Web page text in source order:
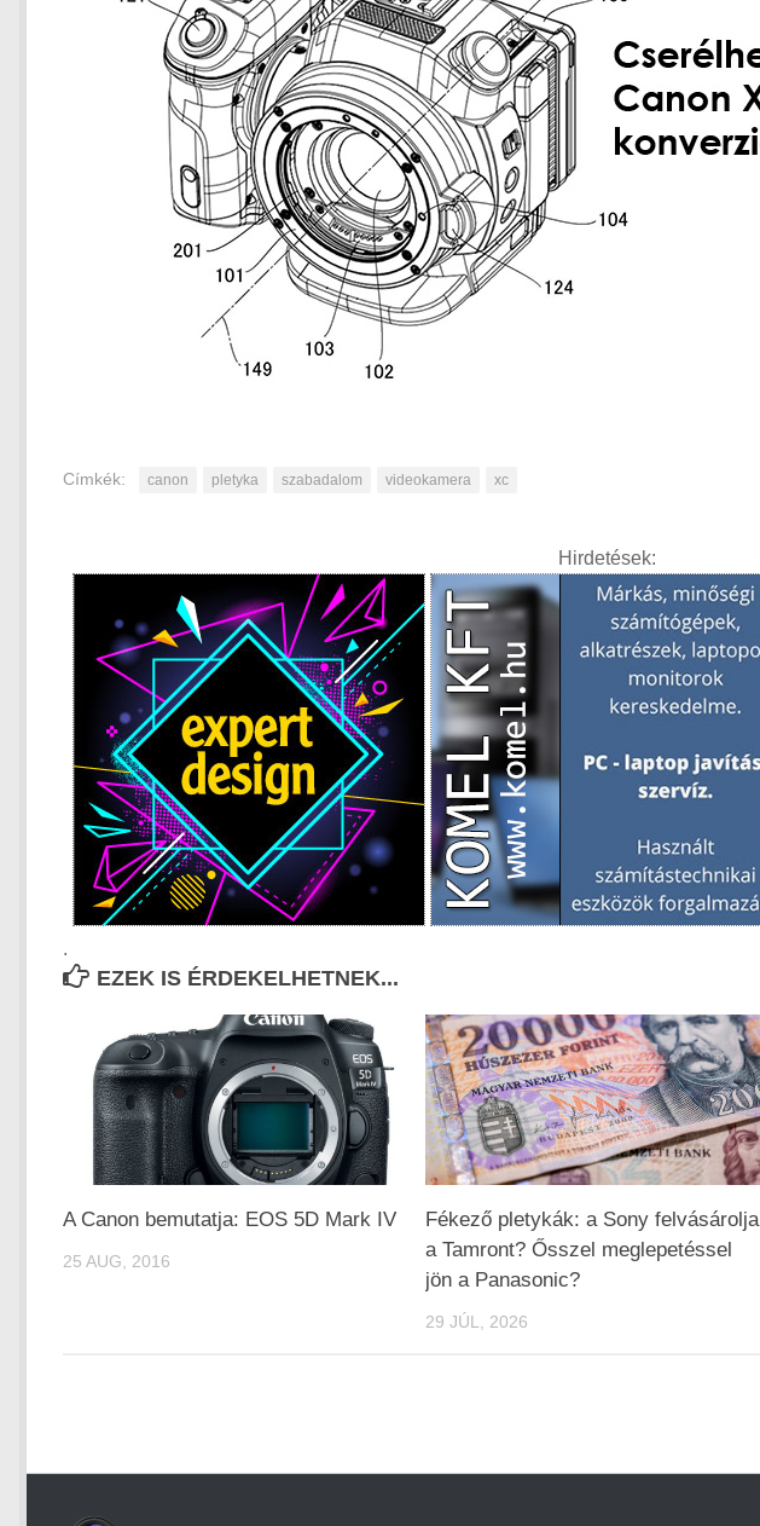
Címkék: canon pletyka szabadalom videokamera xc
Hirdetések:
.
EZEK IS ÉRDEKELHETNEK...
A Canon bemutatja: EOS 5D Mark IV
25 AUG, 2016
Fékező pletykák: a Sony felvásárolja
a Tamront? Ősszel meglepetéssel
jön a Panasonic?
29 JÚL, 2026